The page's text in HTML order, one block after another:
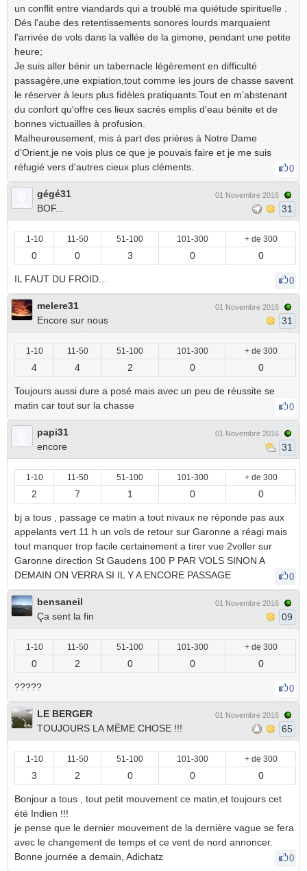
un conflit entre viandards qui a troublé ma quiétude spirituelle .
Dés l'aube des retentissements sonores lourds marquaient
l'arrivée de vols dans la vallée de la gimone, pendant une petite
heure;
Je suis aller bénir un tabernacle légèrement en difficulté
passagère,une expiation,tout comme les jours de chasse savent
le réserver à leurs plus fidèles pratiquants.Tout en m’abstenant
du confort qu'offre ces lieux sacrés emplis d'eau bénite et de
bonnes victuailles à profusion.
Malheureusement, mis à part des prières à Notre Dame
d'Orient,je ne vois plus ce que je pouvais faire et je me suis
réfugié vers d'autres cieux plus cléments.
0
gégé31
BOF...
01 Novembre 2016
31
1-10 11-50 51-100 101-300 + de 300
0 0 3 0 0
IL FAUT DU FROID... 0
melere31
Encore sur nous
01 Novembre 2016
31
1-10 11-50 51-100 101-300 + de 300
4 4 2 0 0
Toujours aussi dure a posé mais avec un peu de réussite se
matin car tout sur la chasse
0
papi31
encore
01 Novembre 2016
31
1-10 11-50 51-100 101-300 + de 300
2 7 1 0 0
bj a tous , passage ce matin a tout nivaux ne réponde pas aux
appelants vert 11 h un vols de retour sur Garonne a réagi mais
tout manquer trop facile certainement a tirer vue 2voller sur
Garonne direction St Gaudens 100 P PAR VOLS SINON A
DEMAIN ON VERRA SI IL Y A ENCORE PASSAGE
0
bensaneil
Ça sent la fin
01 Novembre 2016
09
1-10 11-50 51-100 101-300 + de 300
0 2 0 0 0
????? 0
LE BERGER
TOUJOURS LA MËME CHOSE !!!
01 Novembre 2016
65
1-10 11-50 51-100 101-300 + de 300
3 2 0 0 0
Bonjour a tous , tout petit mouvement ce matin,et toujours cet
été Indien !!!
je pense que le dernier mouvement de la dernière vague se fera
avec le changement de temps et ce vent de nord annoncer.
Bonne journée a demain, Adichatz
0